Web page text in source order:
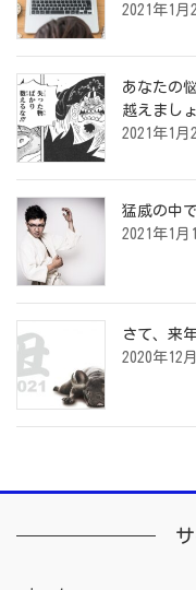
2021年1月
あなたの
越えましょ
2021年1月
猛威の中
2021年1月
さて、来
2020年12